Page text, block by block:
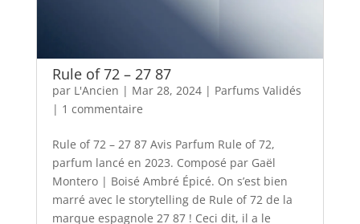
Rule of 72 – 27 87
par L'Ancien | Mar 28, 2024| Parfums Validés
| 1 commentaire
Rule of 72 – 27 87 Avis Parfum Rule of 72,
parfum lancé en 2023. Composé par Gaël
Montero | Boisé Ambré Épicé. On s’est bien
marré avec le storytelling de Rule of 72 de la
marque espagnole 27 87 ! Ceci dit, il a le